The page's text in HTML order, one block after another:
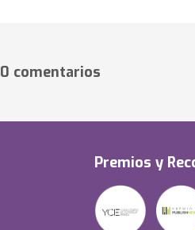
0 comentarios
Premios y